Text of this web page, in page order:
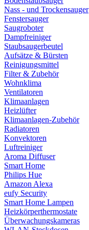
Nass - und Trockensauger
Fenstersauger
Saugroboter
Dampfreiniger
Staubsaugerbeutel
Aufsätze & Bürsten
Reinigungsmittel
Filter & Zubehör
Wohnklima
Ventilatoren
Klimaanlagen
Heizlüfter
Klimaanlagen-Zubehör
Radiatoren
Konvektoren
Luftreiniger
Aroma Diffuser
Smart Home
Philips Hue
Amazon Alexa
eufy Security
Smart Home Lampen
Heizkörperthermostate
Überwachungskameras